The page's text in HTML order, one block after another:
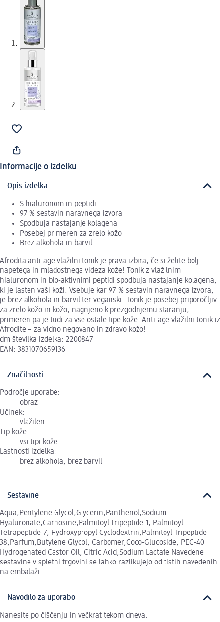
Informacije o izdelku
Opis izdelka
S hialuronom in peptidi
97 % sestavin naravnega izvora
Spodbuja nastajanje kolagena
Posebej primeren za zrelo kožo
Brez alkohola in barvil
Afrodita anti-age vlažilni tonik je prava izbira, če si želite bolj
napetega in mladostnega videza kože! Tonik z vlažilnim
hialuronom in bio-aktivnimi peptidi spodbuja nastajanje kolagena,
ki je lasten vaši koži. Vsebuje kar 97 % sestavin naravnega izvora,
je brez alkohola in barvil ter veganski. Tonik je posebej priporočljiv
za zrelo kožo in kožo, nagnjeno k prezgodnjemu staranju,
primeren pa je tudi za vse ostale tipe kože. Anti-age vlažilni tonik iz
Afrodite – za vidno negovano in zdravo kožo!
dm številka izdelka: 2200847
EAN: 3831070659136
Značilnosti
Področje uporabe:
obraz
Učinek:
vlažilen
Tip kože:
vsi tipi kože
Lastnosti izdelka:
brez alkohola, brez barvil
Sestavine
Aqua,Pentylene Glycol,Glycerin,Panthenol,Sodium
Hyaluronate,Carnosine,Palmitoyl Tripeptide-1, Palmitoyl
Tetrapeptide-7, Hydroxypropyl Cyclodextrin,Palmitoyl Tripeptide-
38,Parfum,Butylene Glycol, Carbomer,Coco-Glucoside, PEG-40
Hydrogenated Castor Oil, Citric Acid,Sodium Lactate Navedene
sestavine v spletni trgovini se lahko razlikujejo od tistih navedenih
na embalaži.
Navodilo za uporabo
Nanesite po čiščenju in večkrat tekom dneva.